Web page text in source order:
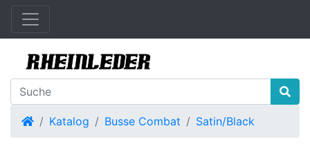
Startseite
Katalog Busse Combat Satin/Black